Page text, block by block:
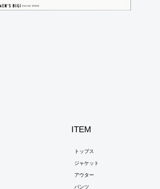
ITEM
トップス
ジャケット
アウター
パンツ